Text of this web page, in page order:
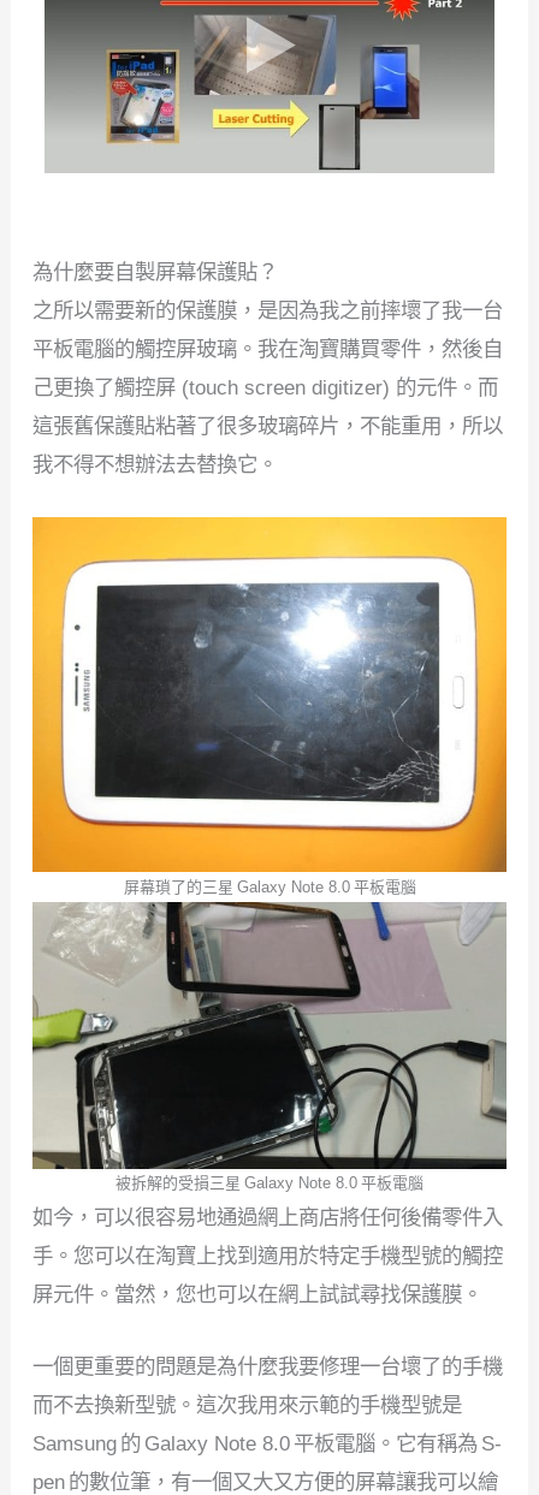
為什麼要自製屏幕保護貼？
之所以需要新的保護膜，是因為我之前摔壞了我一台
平板電腦的觸控屏玻璃。我在淘寶購買零件，然後自
己更換了觸控屏 (touch screen digitizer) 的元件。而
這張舊保護貼粘著了很多玻璃碎片，不能重用，所以
我不得不想辦法去替換它。
屏幕瑣了的三星 Galaxy Note 8.0 平板電腦
被拆解的受損三星 Galaxy Note 8.0 平板電腦
如今，可以很容易地通過網上商店將任何後備零件入
手。您可以在淘寶上找到適用於特定手機型號的觸控
屏元件。當然，您也可以在網上試試尋找保護膜。
一個更重要的問題是為什麼我要修理一台壞了的手機
而不去換新型號。這次我用來示範的手機型號是
Samsung 的 Galaxy Note 8.0 平板電腦。它有稱為 S-
pen 的數位筆，有一個又大又方便的屏幕讓我可以繪